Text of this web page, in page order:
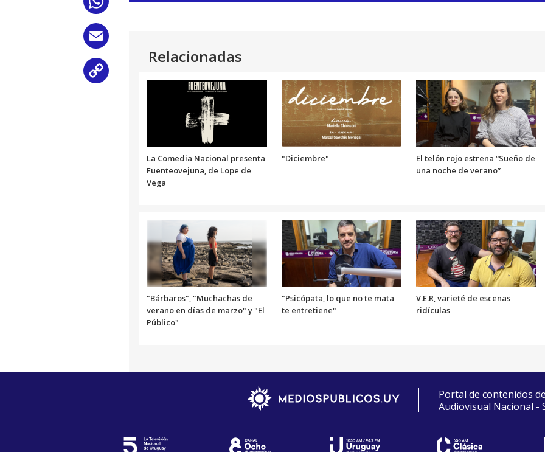
WhatsApp
Relacionadas
La Comedia Nacional presenta
Fuenteovejuna, de Lope de
Vega
"Diciembre"
El telón rojo estrena “Sueño de
una noche de verano”
"Bárbaros", "Muchachas de
verano en días de marzo" y "El
Público"
"Psicópata, lo que no te mata
te entretiene"
V.E.R, varieté de escenas
ridículas
Portal de contenidos
Audiovisual Nacional -